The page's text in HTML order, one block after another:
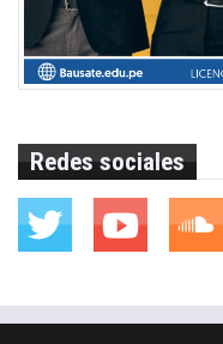
Redes sociales